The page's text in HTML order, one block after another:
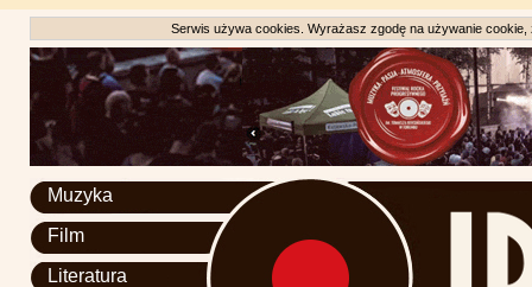
Serwis używa cookies. Wyrażasz zgodę na używanie
Muzyka
Film
Literatura